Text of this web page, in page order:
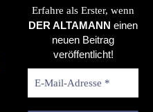
Erfahre als Erster, wenn
DER ALTAMANN einen
neuen Beitrag
veröffentlicht!